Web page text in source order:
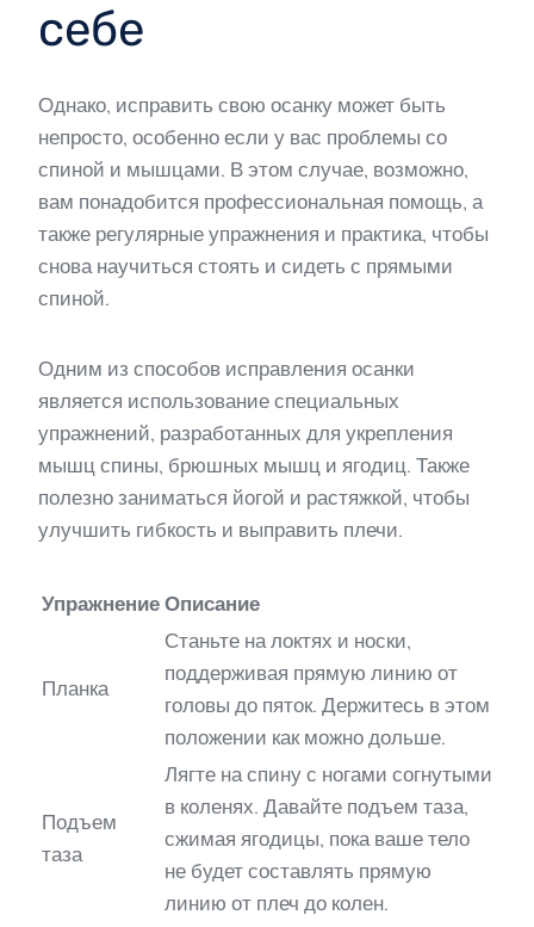
себе
Однако, исправить свою осанку может быть
непросто, особенно если у вас проблемы со
спиной и мышцами. В этом случае, возможно,
вам понадобится профессиональная помощь, а
также регулярные упражнения и практика, чтобы
снова научиться стоять и сидеть с прямыми
спиной.
Одним из способов исправления осанки
является использование специальных
упражнений, разработанных для укрепления
мышц спины, брюшных мышц и ягодиц. Также
полезно заниматься йогой и растяжкой, чтобы
улучшить гибкость и выправить плечи.
Упражнение Описание
Планка
Станьте на локтях и носки,
поддерживая прямую линию от
головы до пяток. Держитесь в этом
положении как можно дольше.
Подъем
таза
Лягте на спину с ногами согнутыми
в коленях. Давайте подъем таза,
сжимая ягодицы, пока ваше тело
не будет составлять прямую
линию от плеч до колен.